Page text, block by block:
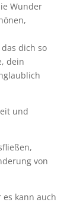
Wunder
dich so
dein
und
von
kann auch